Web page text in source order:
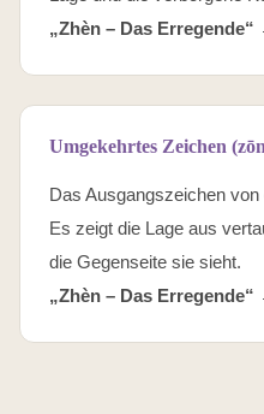
„Zhèn – Das Erregende“
Umgekehrtes Zeichen
Das Ausgangszeichen
Es zeigt die Lage aus
die Gegenseite sie sieht.
„Zhèn – Das Erregende“